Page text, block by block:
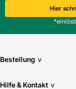
Hier
Bestellung v
Hilfe & Kontakt v